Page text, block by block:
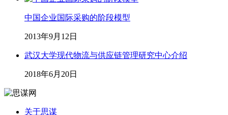
中国企业国际采购的阶段模型
2013年9月12日
武汉大学现代物流与供应链管理研究中心介绍
2018年6月20日
关于思谋